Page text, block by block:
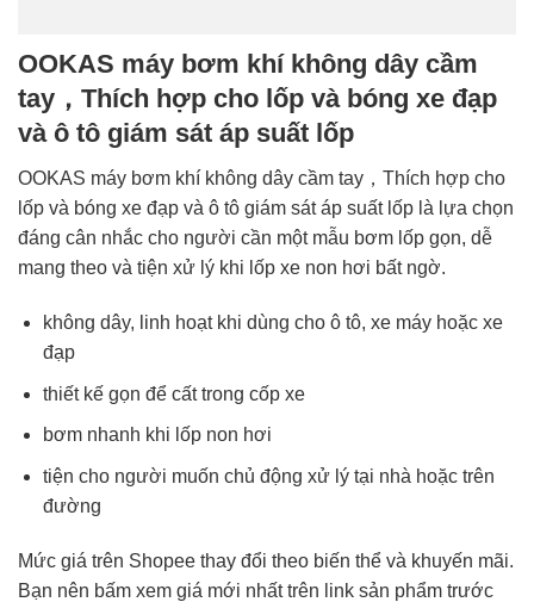
OOKAS máy bơm khí không dây cầm
tay，Thích hợp cho lốp và bóng xe đạp
và ô tô giám sát áp suất lốp
OOKAS máy bơm khí không dây cầm tay，Thích hợp cho
lốp và bóng xe đạp và ô tô giám sát áp suất lốp là lựa chọn
đáng cân nhắc cho người cần một mẫu bơm lốp gọn, dễ
mang theo và tiện xử lý khi lốp xe non hơi bất ngờ.
không dây, linh hoạt khi dùng cho ô tô, xe máy hoặc xe
đạp
thiết kế gọn để cất trong cốp xe
bơm nhanh khi lốp non hơi
tiện cho người muốn chủ động xử lý tại nhà hoặc trên
đường
Mức giá trên Shopee thay đổi theo biến thể và khuyến mãi.
Bạn nên bấm xem giá mới nhất trên link sản phẩm trước